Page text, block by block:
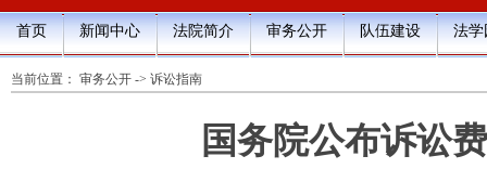
首页 新闻中心 法院简介 审务公开 队伍建设 法学
当前位置： 审务公开 -> 诉讼指南
国务院公布诉讼